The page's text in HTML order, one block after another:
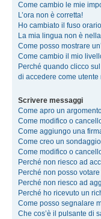
Come cambio le mie
L’ora non è corretta!
Ho cambiato il fuso
La mia lingua non è
Come posso mostrare
Come cambio il mio
Perché quando clicco
di accedere come utente
Scrivere messaggi
Come apro un
Come modifico o
Come aggiungo una
Come creo un
Come modifico o
Perché non riesco ad
Perché non posso
Perché non riesco ad
Perché ho ricevuto un
Come posso segnalare
Che cos’è il pulsante di